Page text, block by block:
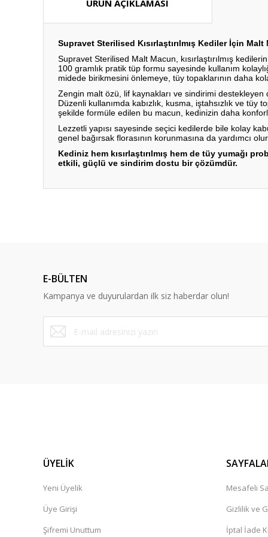
ÜRÜN AÇIKLAMASI
Supravet Sterilised Kısırlaştırılmış Kediler İçin
Supravet Sterilised Malt Macun, kısırlaştırılmış
100 gramlık pratik tüp formu sayesinde kullanım
midede birikmesini önlemeye, tüy topaklarının daha
Zengin malt özü, lif kaynakları ve sindirimi
Düzenli kullanımda kabızlık, kusma, iştahsızlık ve tüy
şekilde formüle edilen bu macun, kedinizin daha
Lezzetli yapısı sayesinde seçici kedilerde bile kolay
genel bağırsak florasının korunmasına da yardımcı olur.
Kediniz hem kısırlaştırılmış hem de tüy yumağı
etkili, güçlü ve sindirim dostu bir çözümdür.
Ürün bilgilerinde hatalar bulunuyor.
Ürün fiyatı diğer sitelerden daha pahalı.
Bu ürüne benzer farklı alternatifler olmalı.
E-BÜLTEN
Kampanya ve duyurulardan ilk siz haberdar olun!
ÜYELİK
Yeni Üyelik
Üye Girişi
Şifremi Unuttum
Mesafeli
Gizlilik ve
İptal İade